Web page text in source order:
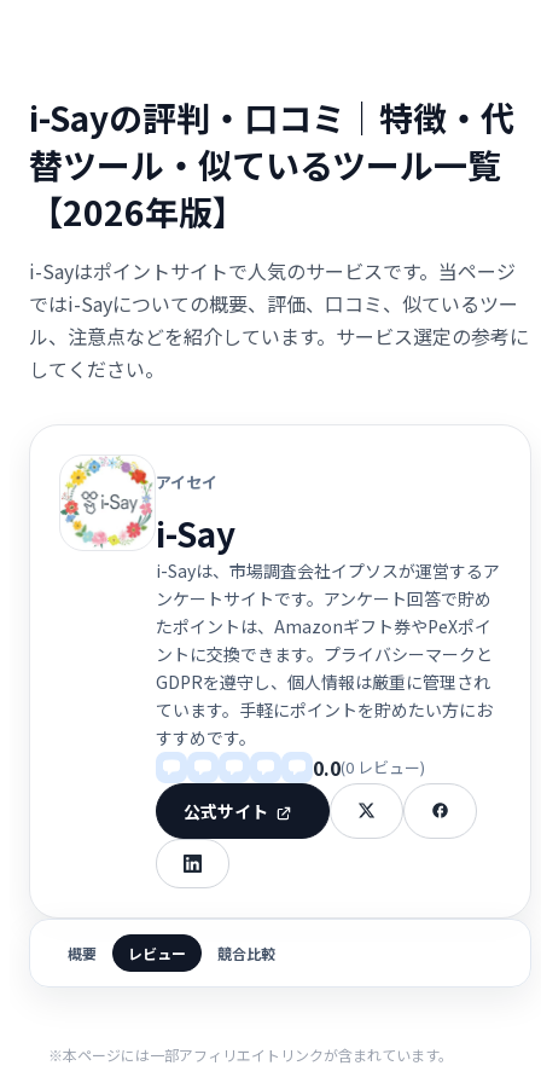
i-Sayの評判・口コミ｜特徴・代
替ツール・似ているツール一覧
【2026年版】
i-Sayはポイントサイトで人気のサービスです。当ページ
ではi-Sayについての概要、評価、口コミ、似ているツー
ル、注意点などを紹介しています。サービス選定の参考に
してください。
アイセイ
i-Say
i-Sayは、市場調査会社イプソスが運営するア
ンケートサイトです。アンケート回答で貯め
たポイントは、Amazonギフト券やPeXポイ
ントに交換できます。プライバシーマークと
GDPRを遵守し、個人情報は厳重に管理され
ています。手軽にポイントを貯めたい方にお
すすめです。
0.0(0 レビュー)
公式サイト
概要 レビュー 競合比較
※本ページには一部アフィリエイトリンクが含まれています。